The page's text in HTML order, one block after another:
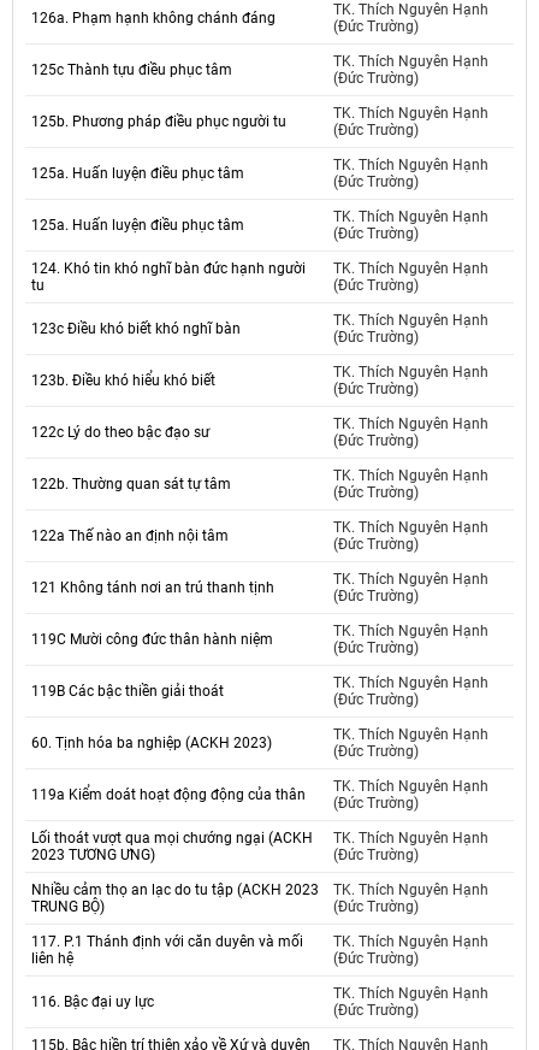
126a. Phạm hạnh không chánh đáng
TK. Thích Nguyên Hạnh
(Đức Trường)
125c Thành tựu điều phục tâm
TK. Thích Nguyên Hạnh
(Đức Trường)
125b. Phương pháp điều phục người tu
TK. Thích Nguyên Hạnh
(Đức Trường)
125a. Huấn luyện điều phục tâm
TK. Thích Nguyên Hạnh
(Đức Trường)
125a. Huấn luyện điều phục tâm
TK. Thích Nguyên Hạnh
(Đức Trường)
124. Khó tin khó nghĩ bàn đức hạnh người
tu
TK. Thích Nguyên Hạnh
(Đức Trường)
123c Điều khó biết khó nghĩ bàn
TK. Thích Nguyên Hạnh
(Đức Trường)
123b. Điều khó hiểu khó biết
TK. Thích Nguyên Hạnh
(Đức Trường)
122c Lý do theo bậc đạo sư
TK. Thích Nguyên Hạnh
(Đức Trường)
122b. Thường quan sát tự tâm
TK. Thích Nguyên Hạnh
(Đức Trường)
122a Thế nào an định nội tâm
TK. Thích Nguyên Hạnh
(Đức Trường)
121 Không tánh nơi an trú thanh tịnh
TK. Thích Nguyên Hạnh
(Đức Trường)
119C Mười công đức thân hành niệm
TK. Thích Nguyên Hạnh
(Đức Trường)
119B Các bậc thiền giải thoát
TK. Thích Nguyên Hạnh
(Đức Trường)
60. Tịnh hóa ba nghiệp (ACKH 2023)
TK. Thích Nguyên Hạnh
(Đức Trường)
119a Kiểm doát hoạt động động của thân
TK. Thích Nguyên Hạnh
(Đức Trường)
Lối thoát vượt qua mọi chướng ngại (ACKH
2023 TƯƠNG ƯNG)
TK. Thích Nguyên Hạnh
(Đức Trường)
Nhiều cảm thọ an lạc do tu tập (ACKH 2023
TRUNG BỘ)
TK. Thích Nguyên Hạnh
(Đức Trường)
117. P.1 Thánh định với căn duyên và mối
liên hệ
TK. Thích Nguyên Hạnh
(Đức Trường)
116. Bậc đại uy lực
TK. Thích Nguyên Hạnh
(Đức Trường)
115b. Bậc hiền trí thiện xảo về Xứ và duyên TK. Thích Nguyên Hạnh